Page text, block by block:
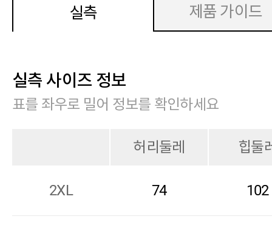
실측 제품 가이드
실측 사이즈 정보
표를 좌우로 밀어 정보를 확인하세요
허리둘레 힙둘
2XL 74 102